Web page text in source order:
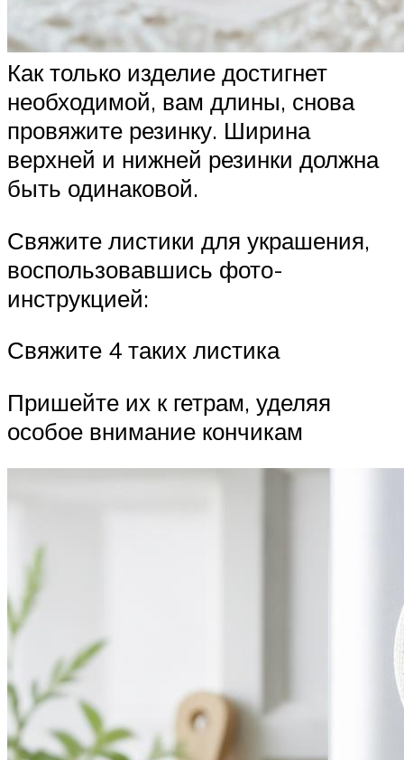
Как только изделие достигнет
необходимой, вам длины, снова
провяжите резинку. Ширина
верхней и нижней резинки должна
быть одинаковой.
Свяжите листики для украшения,
воспользовавшись фото-
инструкцией:
Свяжите 4 таких листика
Пришейте их к гетрам, уделяя
особое внимание кончикам